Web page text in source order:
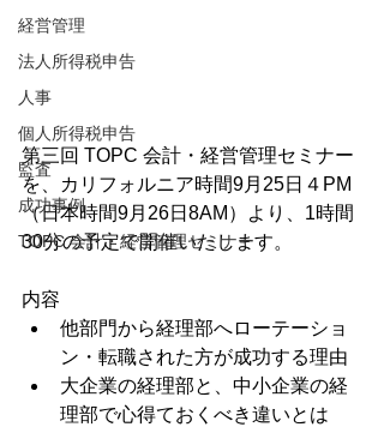
経営管理
法人所得税申告
人事
個人所得税申告
監査
成功事例
TOPC 会計・経営管理セミナー
第三回 TOPC 会計・経営管理セミナー
を、カリフォルニア時間9月25日４PM
（日本時間9月26日8AM）より、1時間
30分の予定で開催いたします。
内容
他部門から経理部へローテーショ
ン・転職された方が成功する理由
大企業の経理部と、中小企業の経
理部で心得ておくべき違いとは